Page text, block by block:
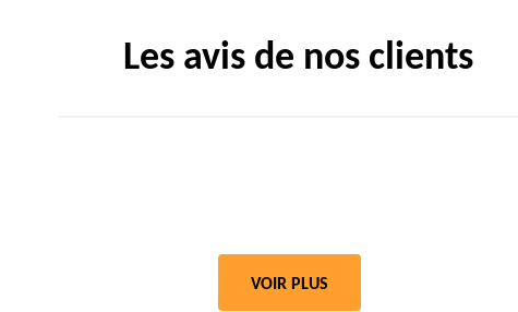
Les avis de nos clients
VOIR PLUS